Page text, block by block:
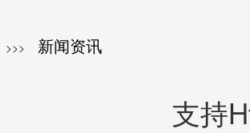
>>> 新闻资讯
支持